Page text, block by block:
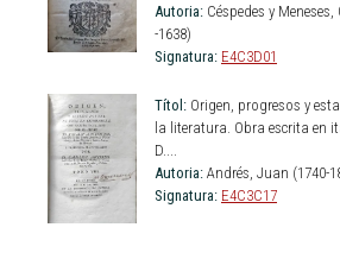
Autoria: Céspedes y
-1638)
Signatura: E4C3D01
Títol: Origen, progresos y
la literatura. Obra escrita en
D....
Autoria: Andrés, Juan (1740-
Signatura: E4C3C17